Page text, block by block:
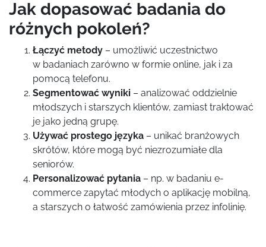
Jak dopasować badania do
różnych pokoleń?
Łączyć metody – umożliwić uczestnictwo
w badaniach zarówno w formie online, jak i za
pomocą telefonu.
Segmentować wyniki – analizować oddzielnie
młodszych i starszych klientów, zamiast traktować
je jako jedną grupę.
Używać prostego języka – unikać branżowych
skrótów, które mogą być niezrozumiałe dla
seniorów.
Personalizować pytania – np. w badaniu e-
commerce zapytać młodych o aplikację mobilną,
a starszych o łatwość zamówienia przez infolinię.